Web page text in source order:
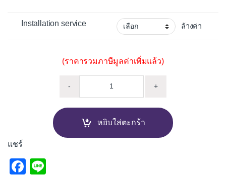
Installation service ล้างค่า
(ราคารวมภาษีมูลค่าเพิ่มแล้ว)
- +
หยิบใส่ตะกร้า
แชร์
F